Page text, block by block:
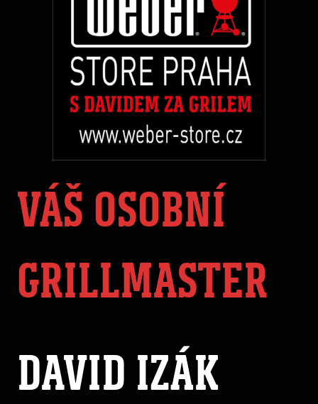
VÁŠ OSOBNÍ
GRILLMASTER
DAVID IZÁK